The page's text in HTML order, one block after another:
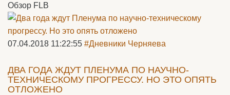
Обзор FLB
07.04.2018 11:22:55 #Дневники Черняева
ДВА ГОДА ЖДУТ ПЛЕНУМА ПО НАУЧНО-
ТЕХНИЧЕСКОМУ ПРОГРЕССУ. НО ЭТО ОПЯТЬ
ОТЛОЖЕНО